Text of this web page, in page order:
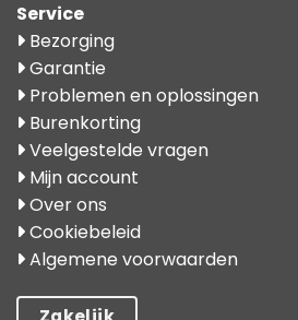
Service
Bezorging
Garantie
Problemen en oplossingen
Burenkorting
Veelgestelde vragen
Mijn account
Over ons
Cookiebeleid
Algemene voorwaarden